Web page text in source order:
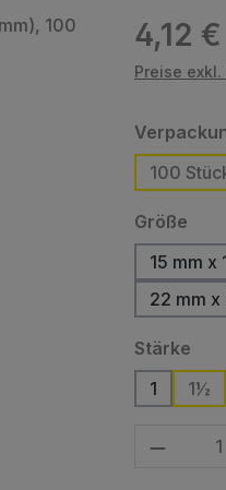
Regulärer
4,12 €
Preise
100
Größe
15 mm x
22 mm x
Stärke
1
1½
Produkt